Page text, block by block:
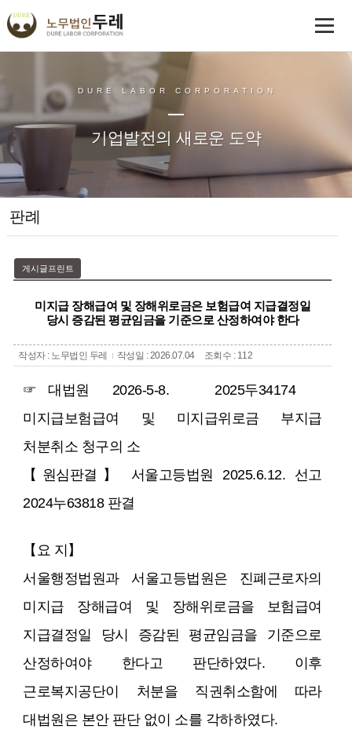
DURE LABOR CORPORATION
기업발전의 새로운 도약
판례
게시글프린트
미지급 장해급여 및 장해위로금은 보험급여 지급결정일
당시 증감된 평균임금을 기준으로 산정하여야 한다
작성자 : 노무법인 두레 작성일 : 2026.07.04 조회수 : 112
☞ 대법원 2026-5-8. 2025두34174
미지급보험급여 및 미지급위로금 부지급
처분취소 청구의 소
【원심판결】 서울고등법원 2025.6.12. 선고
2024누63818 판결
【요 지】
서울행정법원과 서울고등법원은 진폐근로자의
미지급 장해급여 및 장해위로금을 보험급여
지급결정일 당시 증감된 평균임금을 기준으로
산정하여야 한다고 판단하였다. 이후
근로복지공단이 처분을 직권취소함에 따라
대법원은 본안 판단 없이 소를 각하하였다.